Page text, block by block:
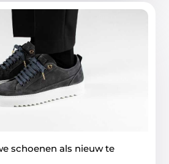
schoenen als nieuw te